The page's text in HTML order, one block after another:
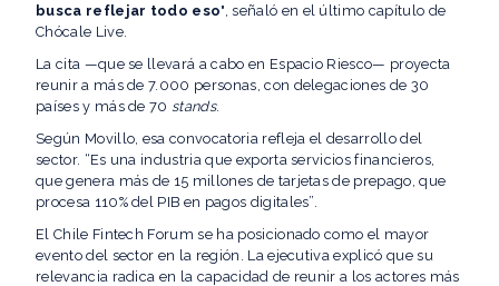
busca reflejar todo eso", señaló en el último capítulo de
Chócale Live.
La cita —que se llevará a cabo en Espacio Riesco— proyecta
reunir a más de 7.000 personas, con delegaciones de 30
países y más de 70 stands.
Según Movillo, esa convocatoria refleja el desarrollo del
sector. “Es una industria que exporta servicios financieros,
que genera más de 15 millones de tarjetas de prepago, que
procesa 110% del PIB en pagos digitales”.
El Chile Fintech Forum se ha posicionado como el mayor
evento del sector en la región. La ejecutiva explicó que su
relevancia radica en la capacidad de reunir a los actores más